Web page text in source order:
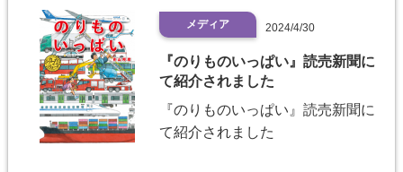
メディア 2024/4/30
『のりものいっぱい』読売新聞に
て紹介されました
『のりものいっぱい』読売新聞に
て紹介されました